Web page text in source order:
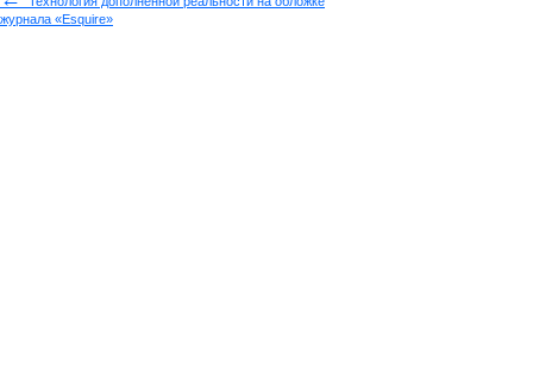
журнала «Esquire»